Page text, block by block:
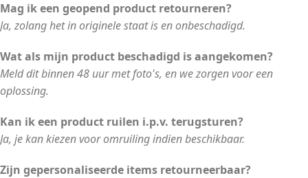
Mag ik een geopend product retourneren?
Ja, zolang het in originele staat is en onbeschadigd.
Wat als mijn product beschadigd is aangekomen?
Meld dit binnen 48 uur met foto's, en we zorgen voor een
oplossing.
Kan ik een product ruilen i.p.v. terugsturen?
Ja, je kan kiezen voor omruiling indien beschikbaar.
Zijn gepersonaliseerde items retourneerbaar?